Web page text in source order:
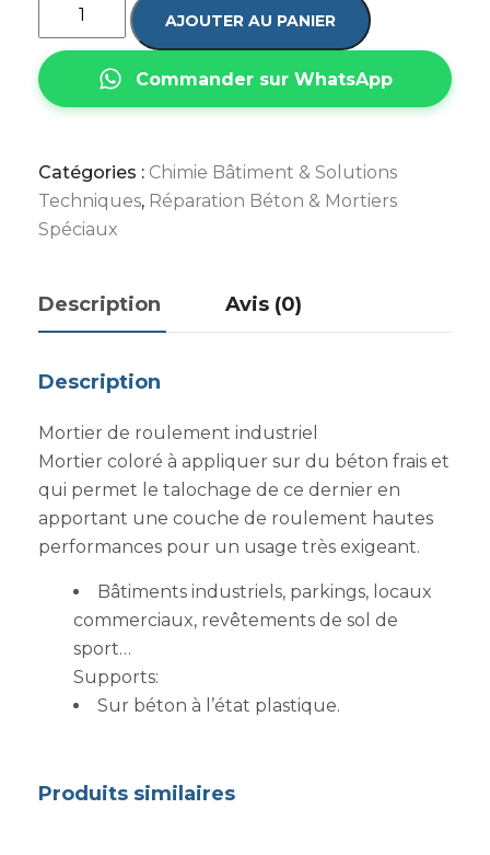
AJOUTER AU PANIER
Commander sur WhatsApp
Catégories : Chimie Bâtiment & Solutions
Techniques, Réparation Béton & Mortiers
Spéciaux
Description Avis (0)
Description
Mortier de roulement industriel
Mortier coloré à appliquer sur du béton frais et
qui permet le talochage de ce dernier en
apportant une couche de roulement hautes
performances pour un usage très exigeant.
Bâtiments industriels, parkings, locaux
commerciaux, revêtements de sol de
sport…
Supports:
Sur béton à l’état plastique.
Produits similaires